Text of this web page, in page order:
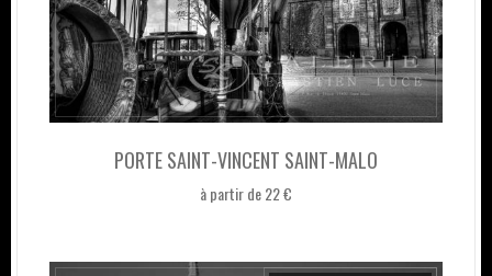
PORTE SAINT-VINCENT SAINT-MALO
à partir de 22 €